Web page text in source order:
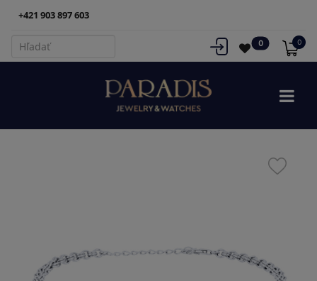
+421 903 897 603
0 0